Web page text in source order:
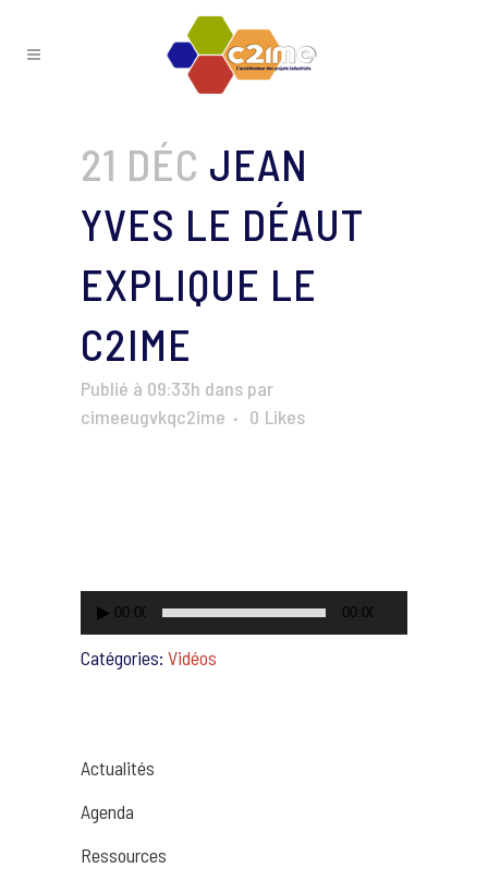
21 DÉC JEAN
YVES LE DÉAUT
EXPLIQUE LE
C2IME
Publié à 09:33h dans par
cimeeugvkqc2ime
0 Likes
00:00 00:00
Catégories: Vidéos
Actualités
Agenda
Ressources